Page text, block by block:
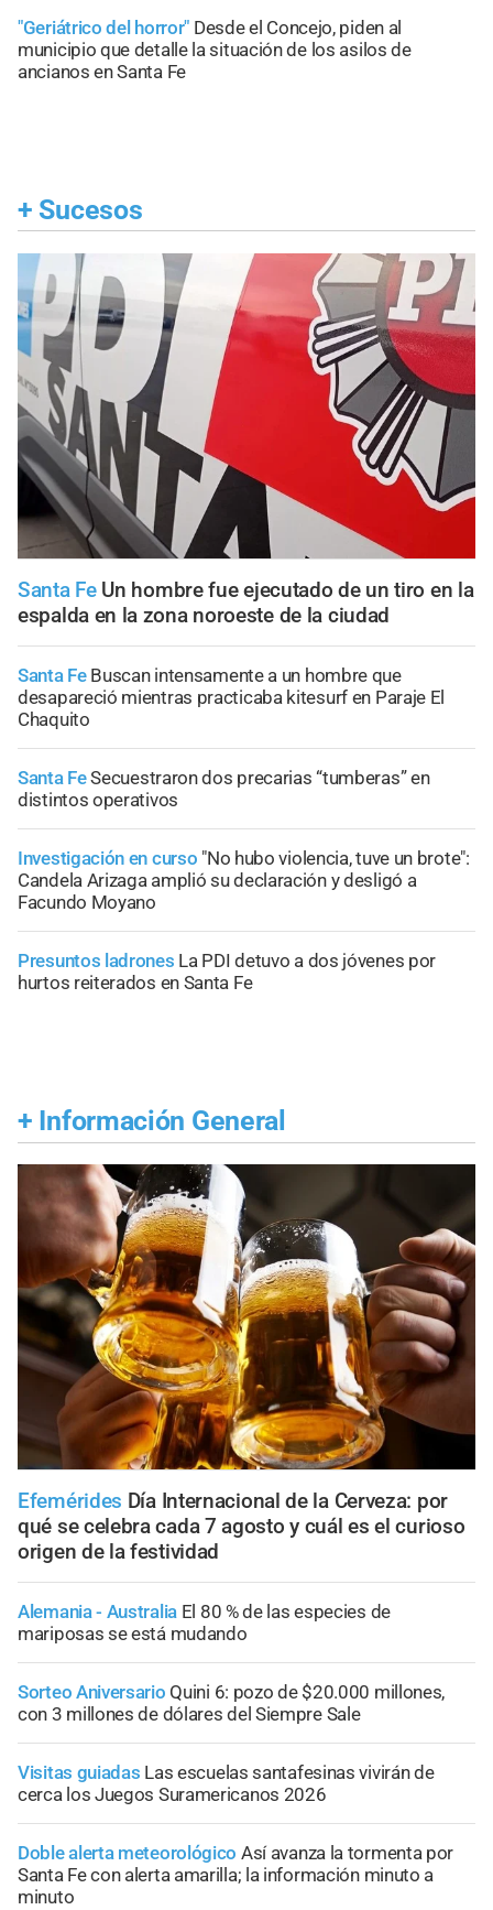
"Geriátrico del horror" Desde el Concejo, piden al
municipio que detalle la situación de los asilos de
ancianos en Santa Fe
+ Sucesos
Santa Fe Un hombre fue ejecutado de un tiro en la
espalda en la zona noroeste de la ciudad
Santa Fe Buscan intensamente a un hombre que
desapareció mientras practicaba kitesurf en Paraje El
Chaquito
Santa FeSecuestraron dos precarias “tumberas” en
distintos operativos
Investigación en curso "No hubo violencia, tuve un brote":
Candela Arizaga amplió su declaración y desligó a
Facundo Moyano
Presuntos ladrones La PDI detuvo a dos jóvenes por
hurtos reiterados en Santa Fe
+ Información General
Efemérides Día Internacional de la Cerveza: por
qué se celebra cada 7 agosto y cuál es el curioso
origen de la festividad
Alemania - Australia El 80 % de las especies de
mariposas se está mudando
Sorteo Aniversario Quini 6: pozo de $20.000 millones,
con 3 millones de dólares del Siempre Sale
Visitas guiadas Las escuelas santafesinas vivirán de
cerca los Juegos Suramericanos 2026
Doble alerta meteorológico Así avanza la tormenta por
Santa Fe con alerta amarilla; la información minuto a
minuto